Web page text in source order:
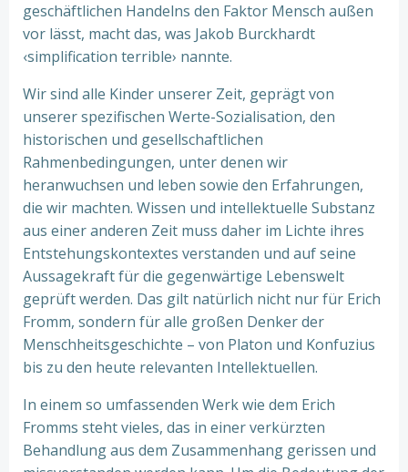
geschäftlichen Handelns den Faktor Mensch außen
vor lässt, macht das, was Jakob Burckhardt
‹simplification terrible› nannte.
Wir sind alle Kinder unserer Zeit, geprägt von
unserer spezifischen Werte-Sozialisation, den
historischen und gesellschaftlichen
Rahmenbedingungen, unter denen wir
heranwuchsen und leben sowie den Erfahrungen,
die wir machten. Wissen und intellektuelle Substanz
aus einer anderen Zeit muss daher im Lichte ihres
Entstehungskontextes verstanden und auf seine
Aussagekraft für die gegenwärtige Lebenswelt
geprüft werden. Das gilt natürlich nicht nur für Erich
Fromm, sondern für alle großen Denker der
Menschheitsgeschichte – von Platon und Konfuzius
bis zu den heute relevanten Intellektuellen.
In einem so umfassenden Werk wie dem Erich
Fromms steht vieles, das in einer verkürzten
Behandlung aus dem Zusammenhang gerissen und